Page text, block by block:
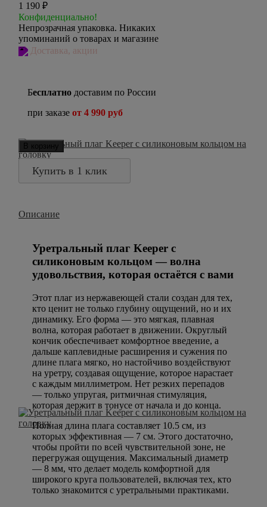
1 190 ₽
Конфиденциально!
Непрозрачная упаковка. Никаких
упоминаний о товарах и магазине
Доставка, акции
Бесплатно доставим по России
при заказе от 4 990 руб
В корзину
Купить в 1 клик
Описание
Уретральный плаг Keeper с
силиконовым кольцом — волна
удовольствия, которая остаётся с вами
Этот плаг из нержавеющей стали создан для тех,
кто ценит не только глубину ощущений, но и их
динамику. Его форма — это мягкая, плавная
волна, которая работает в движении. Округлый
кончик обеспечивает комфортное введение, а
дальше каплевидные расширения и сужения по
длине плага мягко, но настойчиво воздействуют
на уретру, создавая ощущение, которое нарастает
с каждым миллиметром. Нет резких перепадов
— только упругая, ритмичная стимуляция,
которая держит в тонусе от начала и до конца.
Полная длина плага составляет 10.5 см, из
которых эффективная — 7 см. Этого достаточно,
чтобы пройти по всей чувствительной зоне, не
перегружая ощущения. Максимальный диаметр
— 8 мм, что делает модель комфортной для
широкого круга пользователей, включая тех, кто
только знакомится с уретральными практиками.